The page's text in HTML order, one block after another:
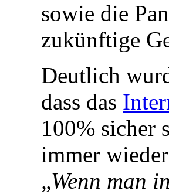
sowie die
zukünftige
Deutlich
dass das
100% sicher
immer
„Wenn man